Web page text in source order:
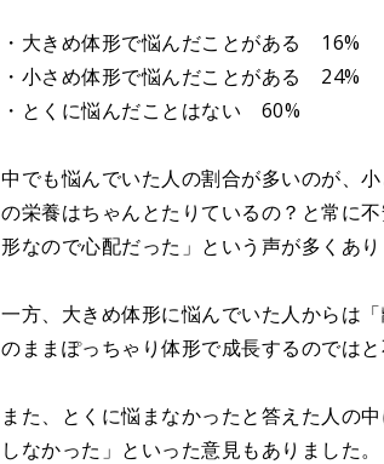
・大きめ体形で悩んだことがある 16%
・小さめ体形で悩んだことがある 24%
・とくに悩んだことはない 60%
中でも悩んでいた人の割合が多いのが、
の栄養はちゃんとたりているの？と常に
形なので心配だった」という声が多くあり
一方、大きめ体形に悩んでいた人からは
のままぽっちゃり体形で成長するのではと
また、とくに悩まなかったと答えた人の
しなかった」といった意見もありました。